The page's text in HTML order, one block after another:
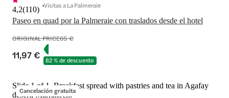
Paseo en quad por la Palmeraie con traslados desde el hotel
4,2(110) Visitas a La Palmeraie
ORIGINAL PRICE65 €
11,97 € 82 % de descuento
Cancelación gratuita
Slide 1 of 1, Breakfast spread with pastries and tea in Agafay
desert, Marrakech.